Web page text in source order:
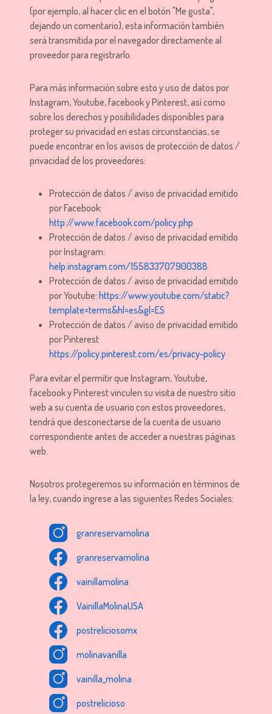
(por ejemplo, al hacer clic en el botón "Me gusta",
dejando un comentario), esta información también
será transmitida por el navegador directamente al
proveedor para registrarlo.
Para más información sobre esto y uso de datos por
Instagram, Youtube, facebook y Pinterest, así como
sobre los derechos y posibilidades disponibles para
proteger su privacidad en estas circunstancias, se
puede encontrar en los avisos de protección de datos /
privacidad de los proveedores:
Protección de datos / aviso de privacidad emitido
por Facebook:
http://www.facebook.com/policy.php
Protección de datos / aviso de privacidad emitido
por Instagram:
help.instagram.com/155833707900388
Protección de datos / aviso de privacidad emitido
por Youtube: https://www.youtube.com/static?
template=terms&hl=es&gl=ES
Protección de datos / aviso de privacidad emitido
por Pinterest
https://policy.pinterest.com/es/privacy-policy
Para evitar el permitir que Instagram, Youtube,
facebook y Pinterest vinculen su visita de nuestro sitio
web a su cuenta de usuario con estos proveedores,
tendrá que desconectarse de la cuenta de usuario
correspondiente antes de acceder a nuestras páginas
web.
Nosotros protegeremos su información en términos de
la ley, cuando ingrese a las siguientes Redes Sociales:
granreservamolina
granreservamolina
vainillamolina
VainillaMolinaUSA
postreliciosomx
molinavanilla
vainilla_molina
postrelicioso